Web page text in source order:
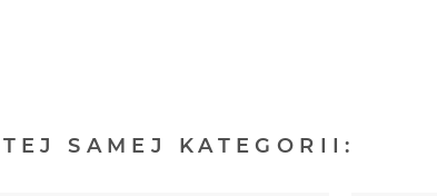
SAMEJ KATEGORII: